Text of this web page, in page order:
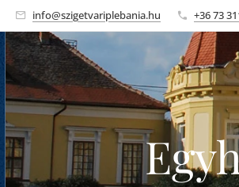
info@szigetvariplebania.hu +36 73